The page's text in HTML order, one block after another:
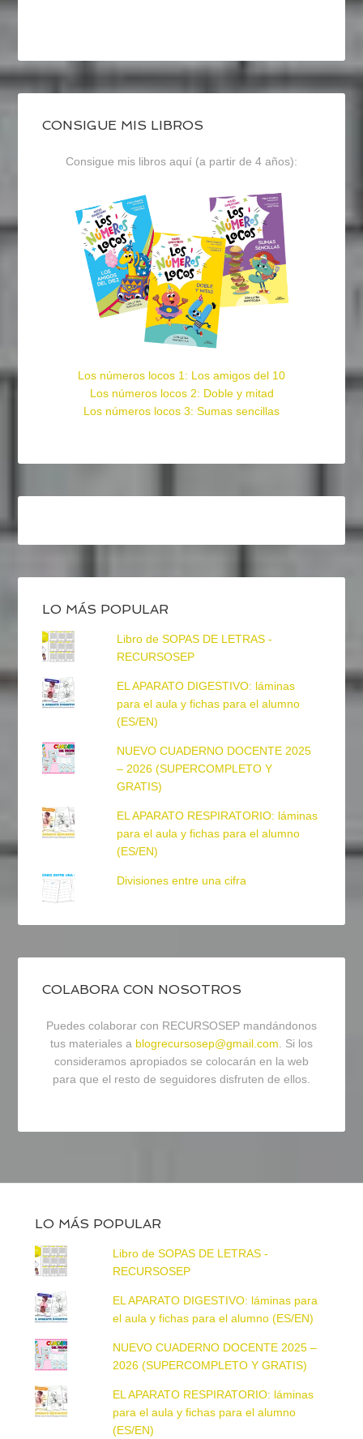
CONSIGUE MIS LIBROS
Consigue mis libros aquí (a partir de 4 años):
Los números locos 1: Los amigos del 10
Los números locos 2: Doble y mitad
Los números locos 3: Sumas sencillas
LO MÁS POPULAR
Libro de SOPAS DE LETRAS -
RECURSOSEP
EL APARATO DIGESTIVO: láminas
para el aula y fichas para el alumno
(ES/EN)
NUEVO CUADERNO DOCENTE 2025
– 2026 (SUPERCOMPLETO Y
GRATIS)
EL APARATO RESPIRATORIO: láminas
para el aula y fichas para el alumno
(ES/EN)
Divisiones entre una cifra
COLABORA CON NOSOTROS
Puedes colaborar con RECURSOSEP mandándonos
tus materiales a blogrecursosep@gmail.com. Si los
consideramos apropiados se colocarán en la web
para que el resto de seguidores disfruten de ellos.
LO MÁS POPULAR
Libro de SOPAS DE LETRAS -
RECURSOSEP
EL APARATO DIGESTIVO: láminas para
el aula y fichas para el alumno (ES/EN)
NUEVO CUADERNO DOCENTE 2025 –
2026 (SUPERCOMPLETO Y GRATIS)
EL APARATO RESPIRATORIO: láminas
para el aula y fichas para el alumno
(ES/EN)